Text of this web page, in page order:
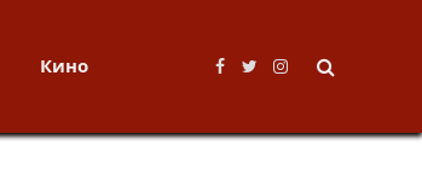
Кино
Facebook
TwitterInstagram